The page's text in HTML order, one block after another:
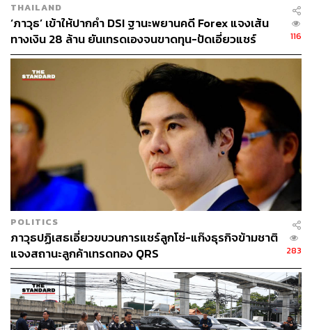
THAILAND
‘ภาวุธ’ เข้าให้ปากคำ DSI ฐานะพยานคดี Forex แจงเส้น
ทางเงิน 28 ล้าน ยันเทรดเองจนขาดทุน-ปัดเอี่ยวแชร์
ลูกโซ่
116
POLITICS
ภาวุธปฏิเสธเอี่ยวขบวนการแชร์ลูกโซ่-แก๊งธุรกิจข้ามชาติ
แจงสถานะลูกค้าเทรดทอง QRS
283